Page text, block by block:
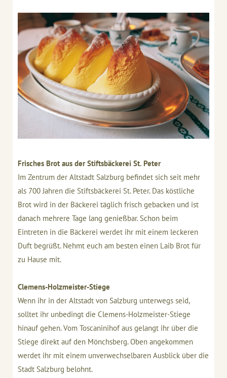
Frisches Brot aus der Stiftsbäckerei St. Peter
Im Zentrum der Altstadt Salzburg befindet sich seit mehr
als 700 Jahren die Stiftsbäckerei St. Peter. Das köstliche
Brot wird in der Bäckerei täglich frisch gebacken und ist
danach mehrere Tage lang genießbar. Schon beim
Eintreten in die Bäckerei werdet ihr mit einem leckeren
Duft begrüßt. Nehmt euch am besten einen Laib Brot für
zu Hause mit.
Clemens-Holzmeister-Stiege
Wenn ihr in der Altstadt von Salzburg unterwegs seid,
solltet ihr unbedingt die Clemens-Holzmeister-Stiege
hinauf gehen. Vom Toscaninihof aus gelangt ihr über die
Stiege direkt auf den Mönchsberg. Oben angekommen
werdet ihr mit einem unverwechselbaren Ausblick über die
Stadt Salzburg belohnt.